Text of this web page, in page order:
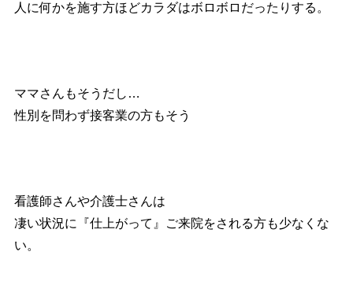
人に何かを施す方ほどカラダはボロボロだったりする。
ママさんもそうだし…
性別を問わず接客業の方もそう
看護師さんや介護士さんは
凄い状況に『仕上がって』ご来院をされる方も少なくな
い。